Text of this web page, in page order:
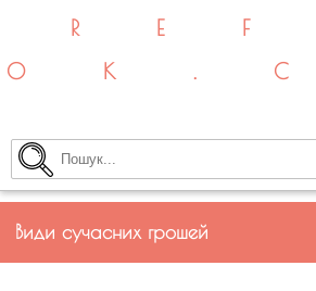
Види сучасних грошей